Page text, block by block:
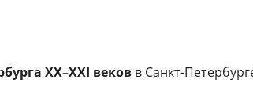
XX–XXI вековв Санкт-